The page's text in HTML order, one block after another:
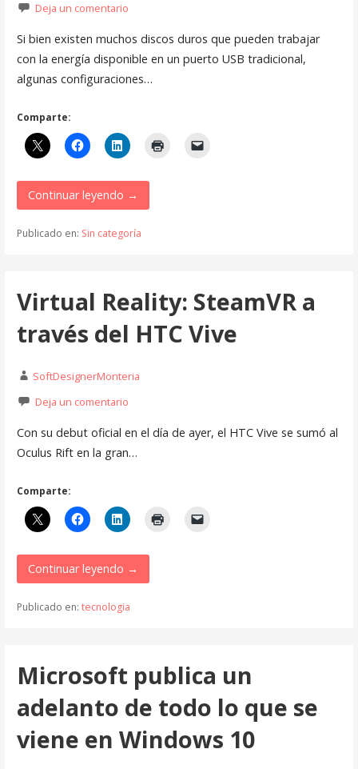
Deja un comentario
Si bien existen muchos discos duros que pueden trabajar
con la energía disponible en un puerto USB tradicional,
algunas configuraciones…
Comparte:
Continuar leyendo →
Publicado en: Sin categoría
Virtual Reality: SteamVR a
través del HTC Vive
SoftDesignerMonteria
Deja un comentario
Con su debut oficial en el día de ayer, el HTC Vive se sumó al
Oculus Rift en la gran…
Comparte:
Continuar leyendo →
Publicado en: tecnologia
Microsoft publica un
adelanto de todo lo que se
viene en Windows 10